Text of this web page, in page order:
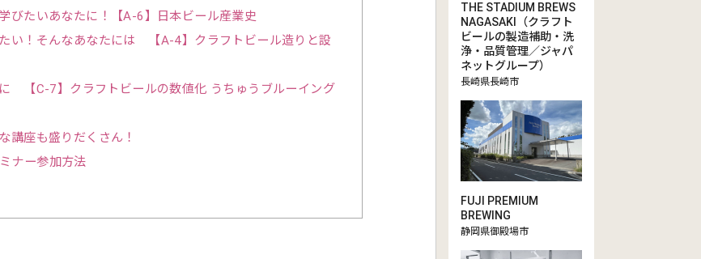
びたいあなたに！【A-6】日本ビール産業史
い！そんなあなたには 【A-4】クラフトビール造りと設
【C-7】クラフトビールの数値化 うちゅうブルーイング
講座も盛りだくさん！
ナー参加方法
THE STADIUM BREWS
NAGASAKI（クラフト
ビールの製造補助・洗
浄・品質管理／ジャパ
ネットグループ）
長崎県長崎市
FUJI PREMIUM
BREWING
静岡県御殿場市